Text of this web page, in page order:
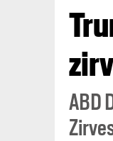
ABD